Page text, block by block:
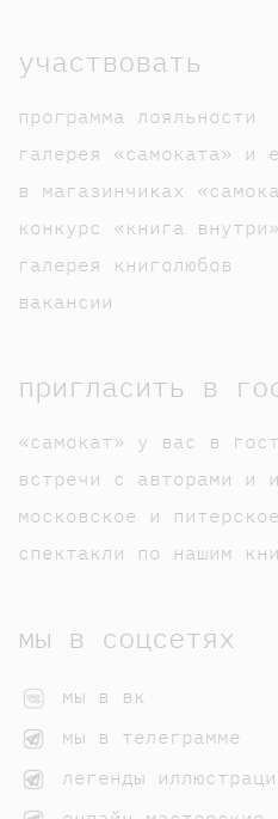
участвовать
программа лояльности
галерея «самоката» и
в магазинчиках
конкурс «книга внутри»
галерея книголюбов
вакансии
пригласить в
«самокат» у вас в
встречи с авторами и
московское и
спектакли по нашим
мы в соцсетях
мы в вк
мы в телеграмме
легенды